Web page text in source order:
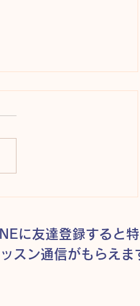
ンレポート#46 脚本
に友達登録すると
スン通信がもらえま